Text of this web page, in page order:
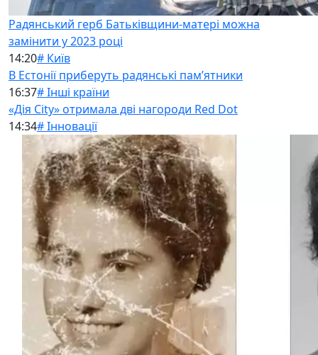
Радянський герб Батьківщини-матері можна
замінити у 2023 році
14:20# Київ
В Естонії приберуть радянські памʼятники
16:37# Інші країни
«Дія City» отримала дві нагороди Red Dot
14:34# Інновації